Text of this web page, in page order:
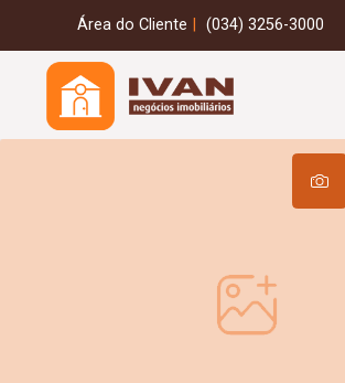
Área do Cliente (034) 3256-3000